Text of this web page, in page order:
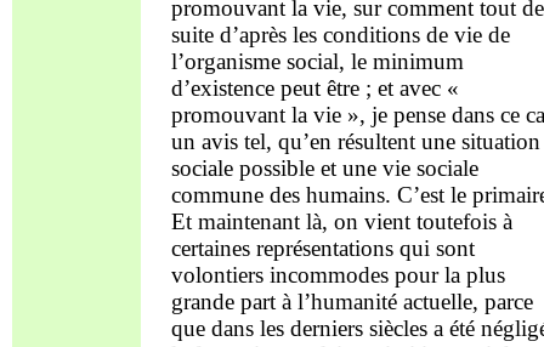
promouvant la vie, sur comment tout de
suite d’après les conditions de vie de
l’organisme social, le minimum
d’existence peut être ; et avec «
promouvant la vie », je pense dans ce
un avis tel, qu’en résultent une situation
sociale possible et une vie sociale
commune des humains. C’est le
Et maintenant là, on vient toutefois à
certaines représentations qui sont
volontiers incommodes pour la plus
grande part à l’humanité actuelle, parce
que dans les derniers siècles a été